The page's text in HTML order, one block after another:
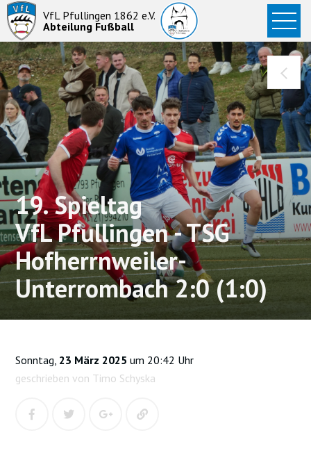
VfL Pfullingen 1862 e.V.
Abteilung Fußball
Startseite
News
Aktive
Junioren
Abteilung
19. Spieltag
VfL Pfullingen - TSG
Hofherrnweiler-
Unterrombach 2:0 (1:0)
Sonntag, 23 März 2025 um 20:42 Uhr
geschrieben von Timo Schyska